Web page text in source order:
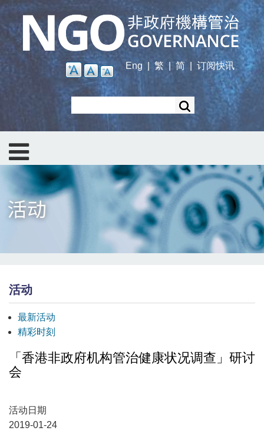
Skip
main
content
Eng
繁 | 简 订阅快讯
活动
最新活动
精彩时刻
「香港非政府机构管治健康状况调查」研讨
会
活动日期
2019-01-24